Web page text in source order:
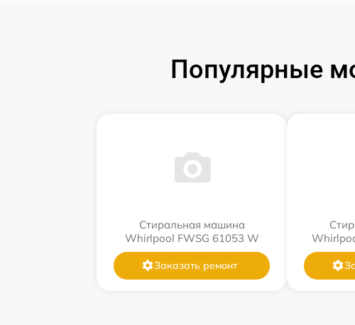
Популярные
Стиральная машина
Whirlpool FWSG 61053 W
Заказать ремонт